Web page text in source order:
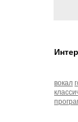
вокал